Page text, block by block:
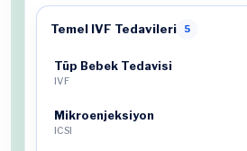
Temel IVF Tedavileri 5
Tüp Bebek Tedavisi
IVF
Mikroenjeksiyon
ICSI